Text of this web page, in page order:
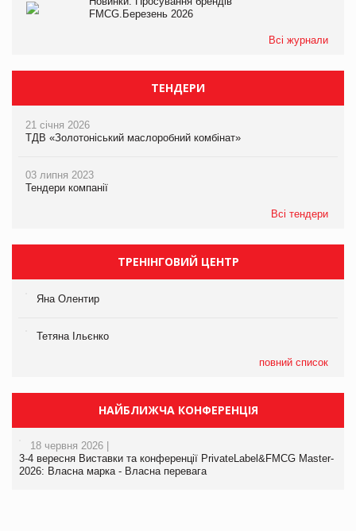
FMCG.Березень 2026
Всі журнали
ТЕНДЕРИ
21 січня 2026
ТДВ «Золотоніський маслоробний комбінат»
03 липня 2023
Тендери компанії
Всі тендери
ТРЕНІНГОВИЙ ЦЕНТР
Яна Олентир
Тетяна Ільєнко
повний список
НАЙБЛИЖЧА КОНФЕРЕНЦІЯ
18 червня 2026 |
3-4 вересня Виставки та конференції PrivateLabel&FMCG Master-
2026: Власна марка - Власна перевага